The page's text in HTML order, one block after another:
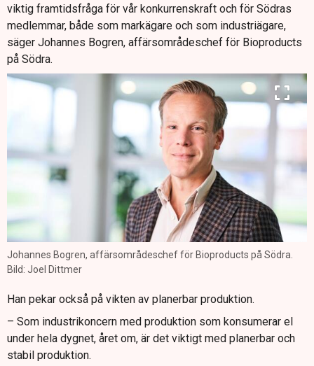
viktig framtidsfråga för vår konkurrenskraft och för Södras
medlemmar, både som markägare och som industriägare,
säger Johannes Bogren, affärsområdeschef för Bioproducts
på Södra.
Johannes Bogren, affärsområdeschef för Bioproducts på Södra.
Bild: Joel Dittmer
Han pekar också på vikten av planerbar produktion.
– Som industrikoncern med produktion som konsumerar el
under hela dygnet, året om, är det viktigt med planerbar och
stabil produktion.